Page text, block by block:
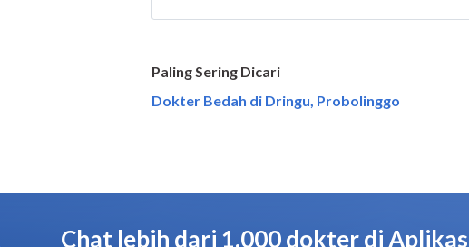
Paling Sering Dicari
Dokter Bedah di Dringu, Probolinggo